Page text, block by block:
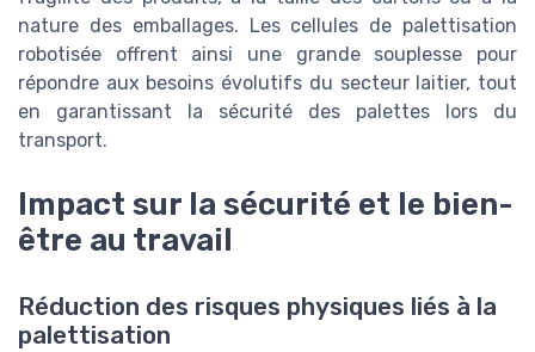
nature des emballages. Les cellules de palettisation
robotisée offrent ainsi une grande souplesse pour
répondre aux besoins évolutifs du secteur laitier, tout
en garantissant la sécurité des palettes lors du
transport.
Impact sur la sécurité et le bien-
être au travail
Réduction des risques physiques liés à la
palettisation